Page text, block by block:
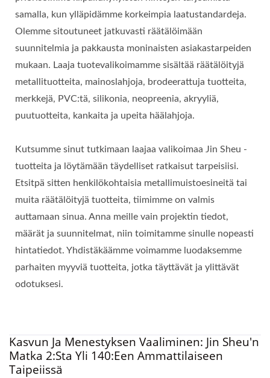
samalla, kun ylläpidämme korkeimpia laatustandardeja.
Olemme sitoutuneet jatkuvasti räätälöimään
suunnitelmia ja pakkausta moninaisten asiakastarpeiden
mukaan. Laaja tuotevalikoimamme sisältää räätälöityjä
metallituotteita, mainoslahjoja, brodeerattuja tuotteita,
merkkejä, PVC:tä, silikonia, neopreenia, akryyliä,
puutuotteita, kankaita ja upeita häälahjoja.
Kutsumme sinut tutkimaan laajaa valikoimaa Jin Sheu -
tuotteita ja löytämään täydelliset ratkaisut tarpeisiisi.
Etsitpä sitten henkilökohtaisia metallimuistoesineitä tai
muita räätälöityjä tuotteita, tiimimme on valmis
auttamaan sinua. Anna meille vain projektin tiedot,
määrät ja suunnitelmat, niin toimitamme sinulle nopeasti
hintatiedot. Yhdistäkäämme voimamme luodaksemme
parhaiten myyviä tuotteita, jotka täyttävät ja ylittävät
odotuksesi.
Kasvun Ja Menestyksen Vaaliminen: Jin Sheu'n
Matka 2:sta Yli 140:een Ammattilaiseen
Taipeiissä